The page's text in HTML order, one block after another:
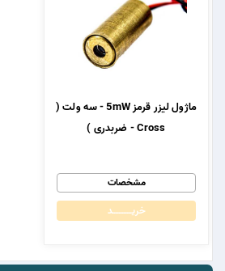
ماژول لیزر قرمز 5mW - سه ولت (
Cross - ضربدری )
مشخصات
خریــــــــــــد